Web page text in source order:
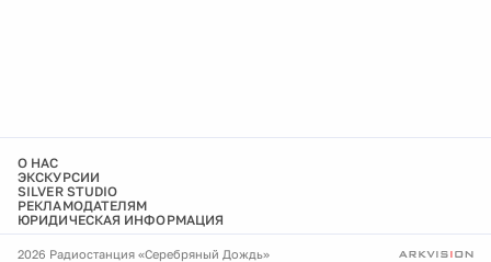
О НАС
ЭКСКУРСИИ
SILVER STUDIO
РЕКЛАМОДАТЕЛЯМ
ЮРИДИЧЕСКАЯ ИНФОРМАЦИЯ
2026 Радиостанция «Серебряный Дождь»